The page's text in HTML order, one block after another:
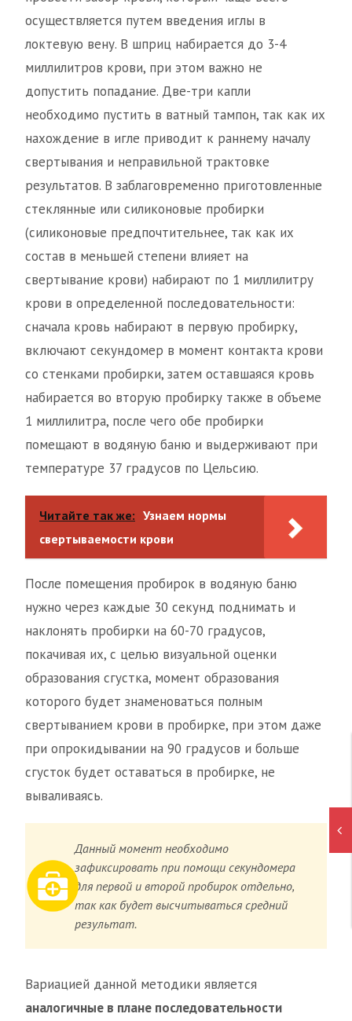
осуществляется путем введения иглы в
локтевую вену. В шприц набирается до 3-4
миллилитров крови, при этом важно не
допустить попадание. Две-три капли
необходимо пустить в ватный тампон, так как их
нахождение в игле приводит к раннему началу
свертывания и неправильной трактовке
результатов. В заблаговременно приготовленные
стеклянные или силиконовые пробирки
(силиконовые предпочтительнее, так как их
состав в меньшей степени влияет на
свертывание крови) набирают по 1 миллилитру
крови в определенной последовательности:
сначала кровь набирают в первую пробирку,
включают секундомер в момент контакта крови
со стенками пробирки, затем оставшаяся кровь
набирается во вторую пробирку также в объеме
1 миллилитра, после чего обе пробирки
помещают в водяную баню и выдерживают при
температуре 37 градусов по Цельсию.
Читайте так же: Узнаем нормы
свертываемости крови
После помещения пробирок в водяную баню
нужно через каждые 30 секунд поднимать и
наклонять пробирки на 60-70 градусов,
покачивая их, с целью визуальной оценки
образования сгустка, момент образования
которого будет знаменоваться полным
свертыванием крови в пробирке, при этом даже
при опрокидывании на 90 градусов и больше
сгусток будет оставаться в пробирке, не
вываливаясь.
Данный момент необходимо
зафиксировать при помощи секундомера
для первой и второй пробирок отдельно,
так как будет высчитываться средний
результат.
Вариацией данной методики является
аналогичные в плане последовательности